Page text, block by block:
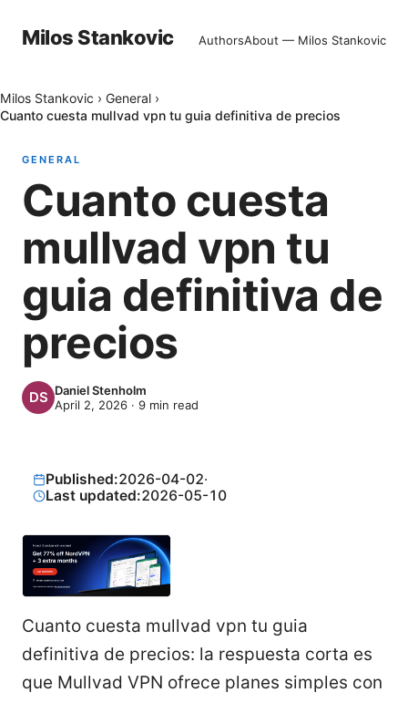
Milos Stankovic AuthorsAbout — Milos Stankovic
Milos Stankovic › General ›
Cuanto cuesta mullvad vpn tu guia definitiva de precios
GENERAL
Cuanto cuesta
mullvad vpn tu
guia definitiva de
precios
Daniel Stenholm
April 2, 2026 · 9 min read
Published:2026-04-02·
Last updated:2026-05-10
Cuanto cuesta mullvad vpn tu guia
definitiva de precios: la respuesta corta es
que Mullvad VPN ofrece planes simples con